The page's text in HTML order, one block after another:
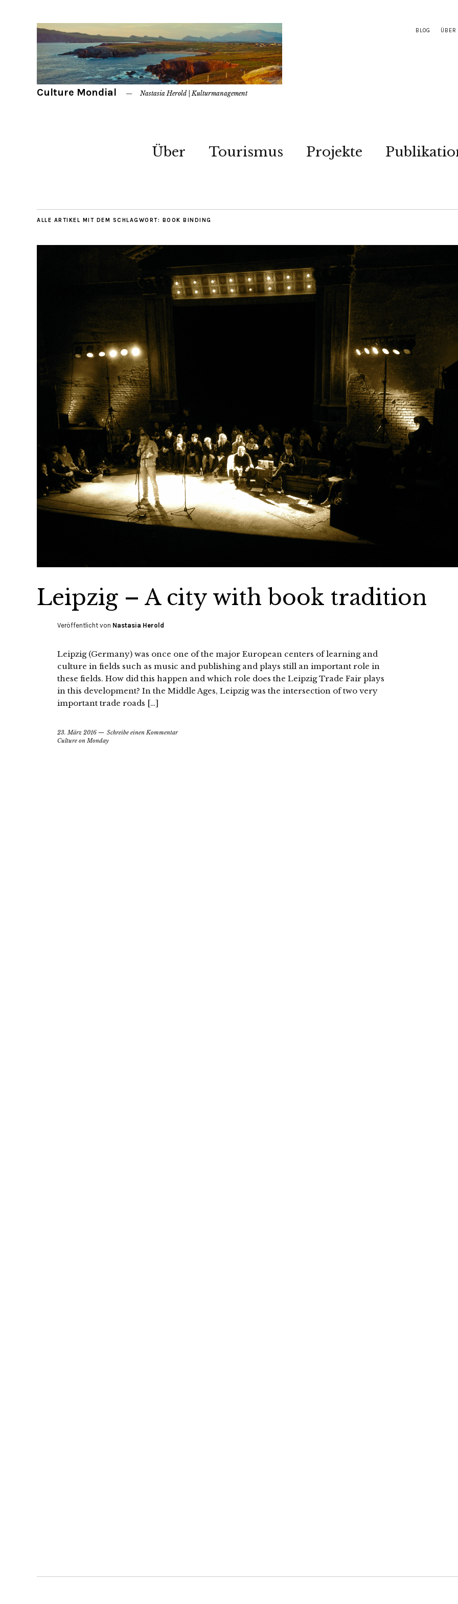
BLOG ÜBER
Culture Mondial Nastasia Herold | Kulturmanagement
Über Tourismus Projekte
ALLE ARTIKEL MIT DEM SCHLAGWORT: BOOK BINDING
Leipzig – A city with book tradition
Veröffentlicht von Nastasia Herold
Leipzig (Germany) was once one of the major European centers of learning and
culture in fields such as music and publishing and plays still an important role in
these fields. How did this happen and which role does the Leipzig Trade Fair plays
in this development? In the Middle Ages, Leipzig was the intersection of two very
important trade roads […]
23. März 2016
Schreibe einen Kommentar
Culture on Monday